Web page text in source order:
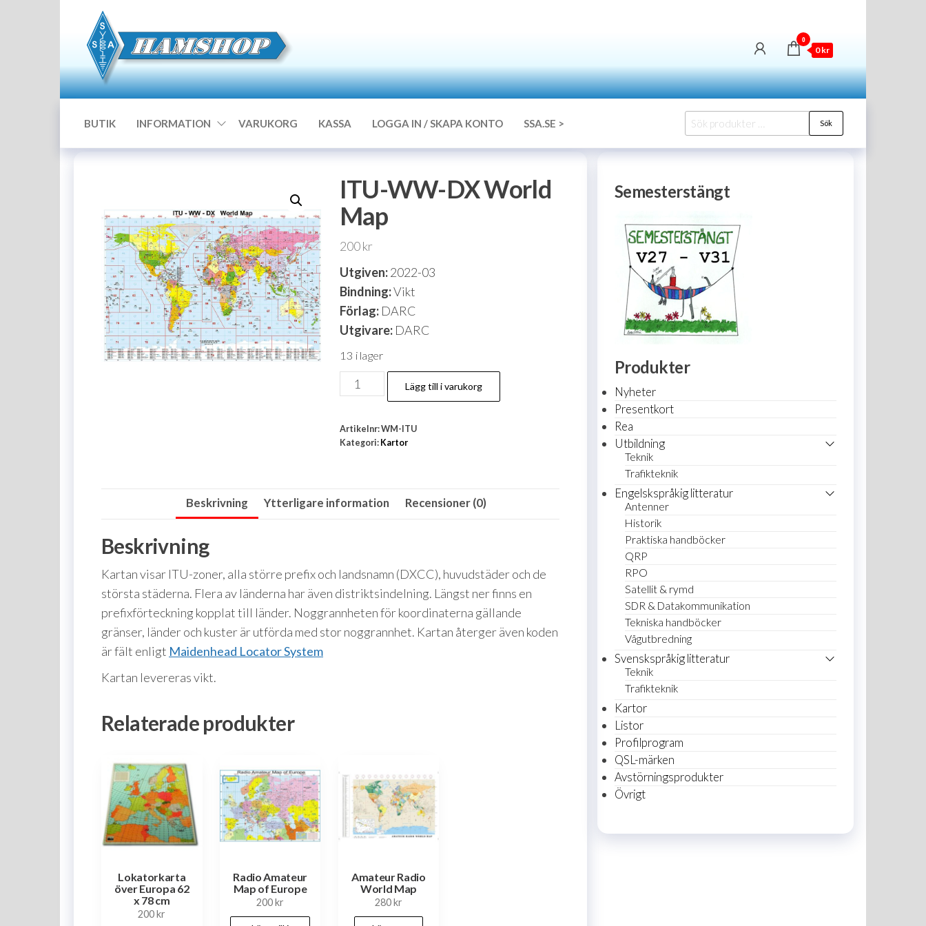
0
0 kr
BUTIK INFORMATION VARUKORG KASSA LOGGA IN / SKAPA KONTO SSA.SE >
Sök
efter:
Sök
ITU-WW-DX World
Map
200kr
Utgiven:2022-03
Bindning:Vikt
Förlag: DARC
Utgivare: DARC
13 i lager
ITU-
WW-
World
Lägg till i varukorg
Artikelnr:WM-ITU
Kategori: Kartor
Beskrivning Ytterligare information Recensioner (0)
Beskrivning
Kartan visar ITU-zoner, alla större prefix och landsnamn (DXCC), huvudstäder och de
största städerna. Flera av länderna har även distriktsindelning. Längst ner finns en
prefixförteckning kopplat till länder. Noggrannheten för koordinaterna gällande
gränser, länder och kuster är utförda med stor noggrannhet. Kartan återger även koden
är fält enligt Maidenhead Locator System
Kartan levereras vikt.
Relaterade produkter
Lokatorkarta
över Europa 62
x 78 cm
200kr
Radio Amateur
Map of Europe
200kr
Amateur Radio
World Map
280kr
Semesterstängt
Produkter
Nyheter
Presentkort
Rea
Utbildning
Teknik
Trafikteknik
Engelskspråkig litteratur
Antenner
Historik
Praktiska handböcker
QRP
RPO
Satellit & rymd
SDR & Datakommunikation
Tekniska handböcker
Vågutbredning
Svenskspråkig litteratur
Teknik
Trafikteknik
Kartor
Listor
Profilprogram
QSL-märken
Avstörningsprodukter
Övrigt